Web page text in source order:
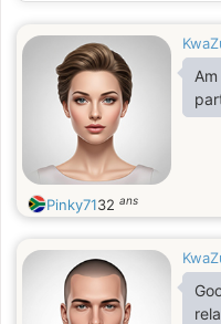
Am
Pinky7132 ans